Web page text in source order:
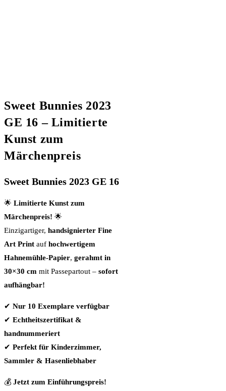
Sweet Bunnies 2023
GE 16 – Limitierte
Kunst zum
Märchenpreis
Sweet Bunnies 2023 GE 16
🌟 Limitierte Kunst zum
Märchenpreis! 🌟
Einzigartiger, handsignierter Fine
Art Print auf hochwertigem
Hahnemühle-Papier, gerahmt in
30×30 cm mit Passepartout – sofort
aufhängbar!
✔ Nur 10 Exemplare verfügbar
✔ Echtheitszertifikat &
handnummeriert
✔ Perfekt für Kinderzimmer,
Sammler & Hasenliebhaber
💰 Jetzt zum Einführungspreis!